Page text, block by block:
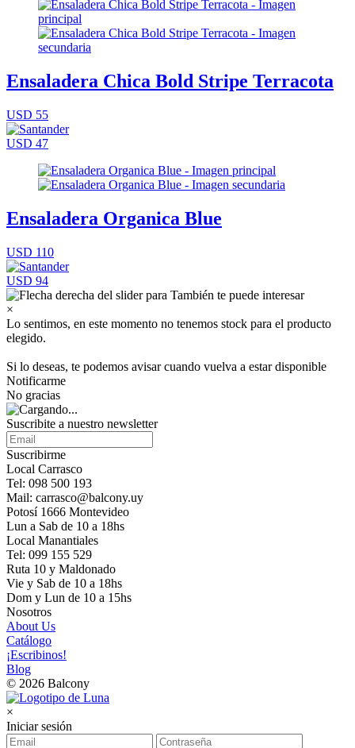
Ensaladera Chica Bold Stripe Terracota
USD 55
USD 47
Ensaladera Organica Blue
USD 110
USD 94
×
Lo sentimos, en este momento no tenemos stock para el producto
elegido.
Si lo deseas, te podemos avisar cuando vuelva a estar disponible
Notificarme
No gracias
Suscribite a nuestro newsletter
Suscribirme
Local Carrasco
Tel: 098 500 193
Mail: carrasco@balcony.uy
Potosí 1666 Montevideo
Lun a Sab de 10 a 18hs
Local Manantiales
Tel: 099 155 529
Ruta 10 y Maldonado
Vie y Sab de 10 a 18hs
Dom y Lun de 10 a 15hs
Nosotros
About Us
Catálogo
¡Escribinos!
Blog
© 2026 Balcony
×
Iniciar sesión